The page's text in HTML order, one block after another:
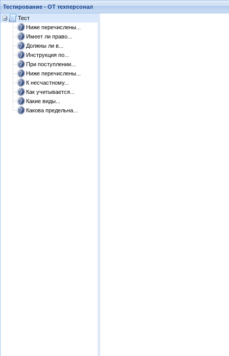
Тестирование - ОТ техперсонал
Тест
Ниже перечислены...
Имеет ли право...
Должны ли в...
Инструкция по...
При поступлении...
Ниже перечислены...
К несчастному...
Как учитывается...
Какие виды...
Какова предельна...